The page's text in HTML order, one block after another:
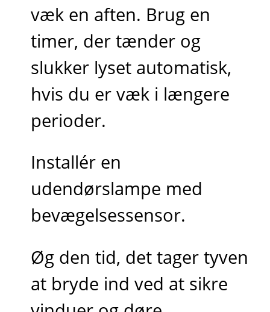
væk en aften. Brug en
timer, der tænder og
slukker lyset automatisk,
hvis du er væk i længere
perioder.
Installér en
udendørslampe med
bevægelsessensor.
Øg den tid, det tager tyven
at bryde ind ved at sikre